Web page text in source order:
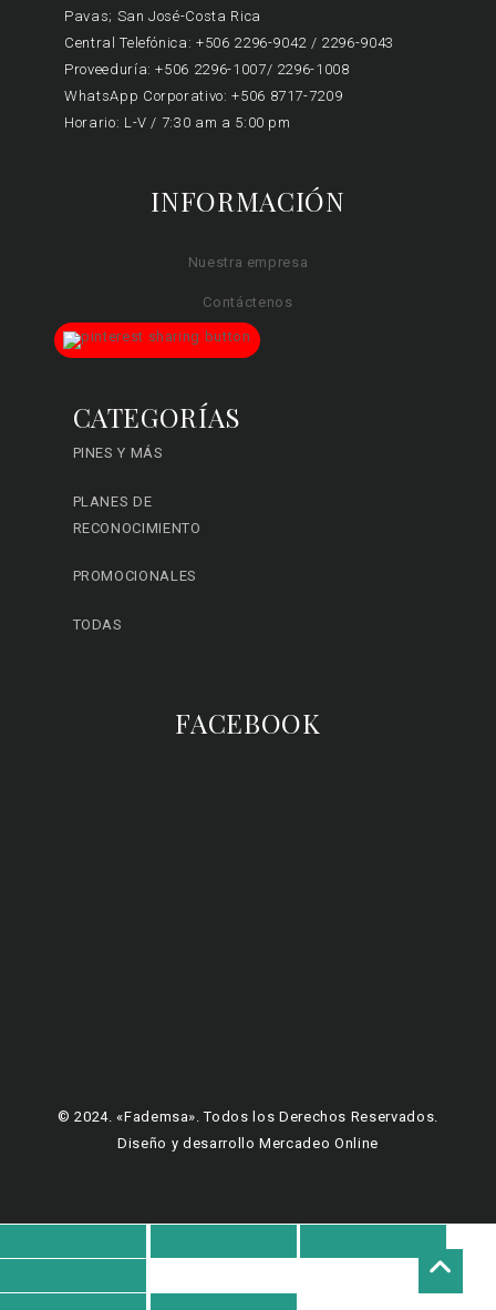
Pavas; San José-Costa Rica
Central Telefónica: +506 2296-9042 / 2296-9043
Proveeduría: +506 2296-1007/ 2296-1008
WhatsApp Corporativo: +506 8717-7209
Horario: L-V / 7:30 am a 5:00 pm
INFORMACIÓN
Nuestra empresa
Contáctenos
CATEGORÍAS
PINES Y MÁS
PLANES DE
RECONOCIMIENTO
PROMOCIONALES
TODAS
FACEBOOK
© 2024. «Fademsa». Todos los Derechos Reservados.
Diseño y desarrollo Mercadeo Online